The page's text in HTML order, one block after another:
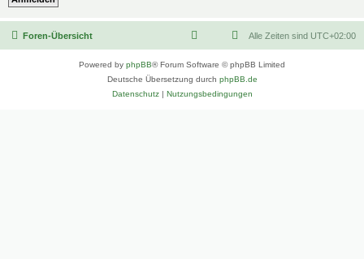
Foren-Übersicht Alle Zeiten sind UTC+02:00
Powered by phpBB® Forum Software © phpBB Limited
Deutsche Übersetzung durch phpBB.de
Datenschutz| Nutzungsbedingungen